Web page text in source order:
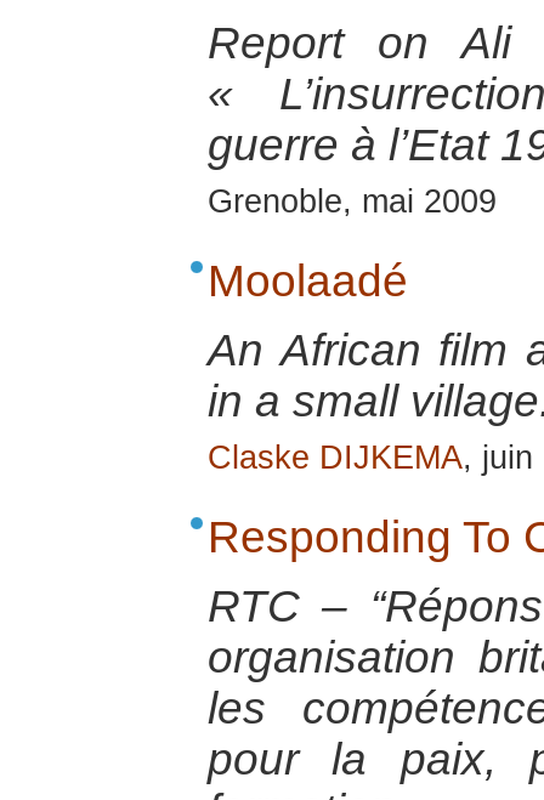
Report on Ali
«
guerre à l’Etat
Grenoble, mai 2009
Moolaadé
An African film
in a small
Claske DIJKEMA, juin
Responding To
RTC –
organisation
les
pour la paix,